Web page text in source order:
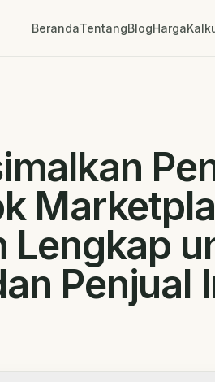
BerandaTentangBlogHarga
Lengkap
Penjual